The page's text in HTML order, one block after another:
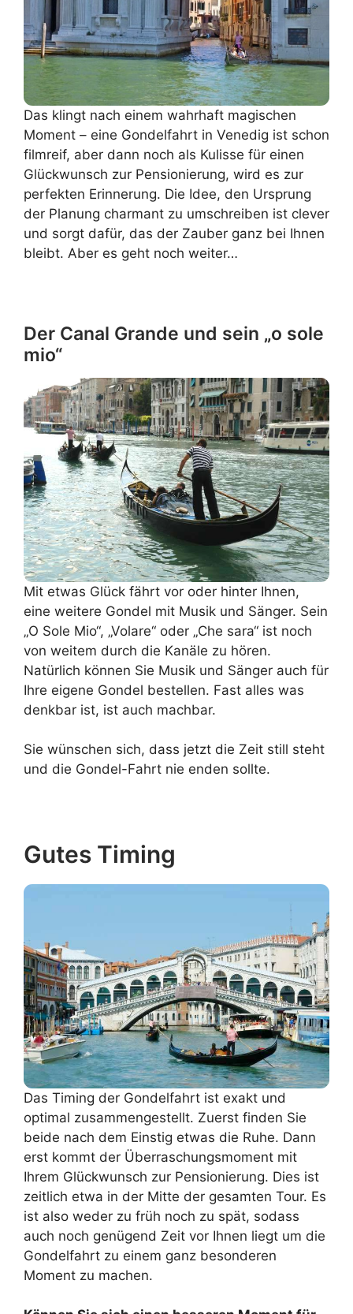
Das klingt nach einem wahrhaft magischen
Moment – eine Gondelfahrt in Venedig ist schon
filmreif, aber dann noch als Kulisse für einen
Glückwunsch zur Pensionierung, wird es zur
perfekten Erinnerung. Die Idee, den Ursprung
der Planung charmant zu umschreiben ist clever
und sorgt dafür, das der Zauber ganz bei Ihnen
bleibt. Aber es geht noch weiter…
Der Canal Grande und sein „o sole
mio“
Mit etwas Glück fährt vor oder hinter Ihnen,
eine weitere Gondel mit Musik und Sänger. Sein
„O Sole Mio“, „Volare“ oder „Che sara“ ist noch
von weitem durch die Kanäle zu hören.
Natürlich können Sie Musik und Sänger auch für
Ihre eigene Gondel bestellen. Fast alles was
denkbar ist, ist auch machbar.
Sie wünschen sich, dass jetzt die Zeit still steht
und die Gondel-Fahrt nie enden sollte.
Gutes Timing
Das Timing der Gondelfahrt ist exakt und
optimal zusammengestellt. Zuerst finden Sie
beide nach dem Einstig etwas die Ruhe. Dann
erst kommt der Überraschungsmoment mit
Ihrem Glückwunsch zur Pensionierung. Dies ist
zeitlich etwa in der Mitte der gesamten Tour. Es
ist also weder zu früh noch zu spät, sodass
auch noch genügend Zeit vor Ihnen liegt um die
Gondelfahrt zu einem ganz besonderen
Moment zu machen.